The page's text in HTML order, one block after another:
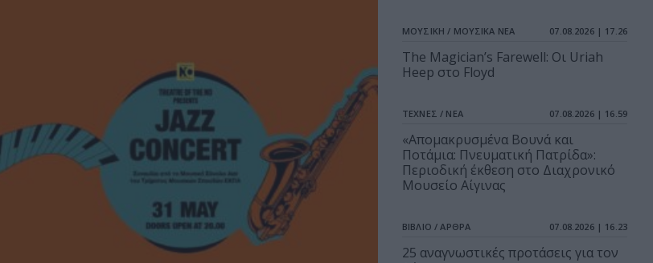
ΜΟΥΣΙΚΗ / ΜΟΥΣΙΚΑ ΝΕΑ 07.08.2026 | 17.26
The Magician’s Farewell: Οι Uriah
Heep στο Floyd
ΤΕΧΝΕΣ / ΝΕΑ 07.08.2026 | 16.59
«Απομακρυσμένα Βουνά και
Ποτάμια: Πνευματική Πατρίδα»:
Περιοδική έκθεση στο Διαχρονικό
Μουσείο Αίγινας
ΒΙΒΛΙΟ / ΑΡΘΡΑ 07.08.2026 | 16.23
25 αναγνωστικές προτάσεις για τον